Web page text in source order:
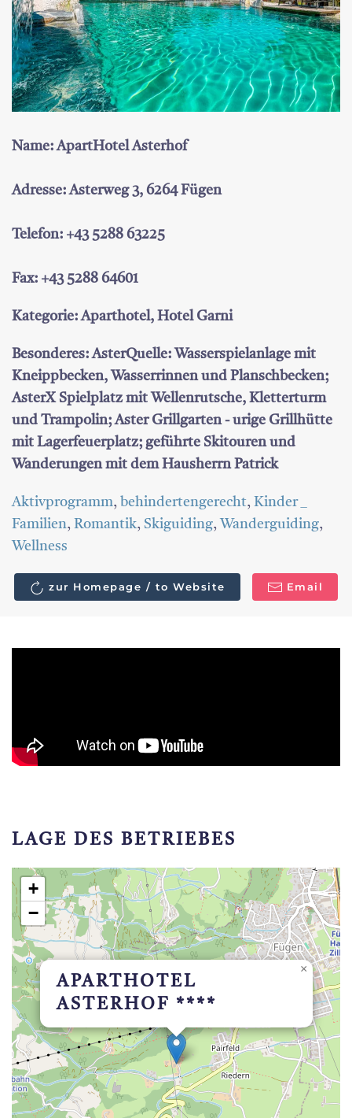
Name: ApartHotel Asterhof
Adresse: Asterweg 3, 6264 Fügen
Telefon: +43 5288 63225
Fax: +43 5288 64601
Kategorie: Aparthotel, Hotel Garni
Besonderes: AsterQuelle: Wasserspielanlage mit
Kneippbecken, Wasserrinnen und Planschbecken;
AsterX Spielplatz mit Wellenrutsche, Kletterturm
und Trampolin; Aster Grillgarten - urige Grillhütte
mit Lagerfeuerplatz; geführte Skitouren und
Wanderungen mit dem Hausherrn Patrick
Aktivprogramm, behindertengerecht, Kinder _
Familien, Romantik, Skiguiding, Wanderguiding,
Wellness
zur Homepage / to Website Email
LAGE DES BETRIEBES
APARTHOTEL
ASTERHOF ****
×
+
−